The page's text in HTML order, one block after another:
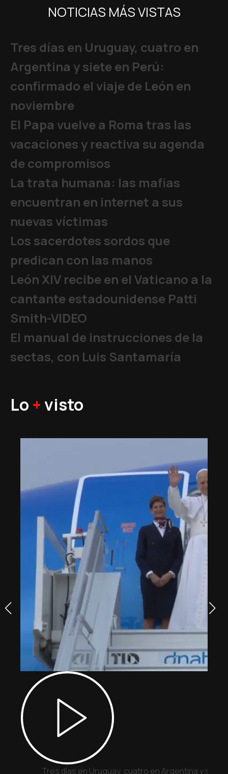
NOTICIAS MÁS VISTAS
Tres días en Uruguay, cuatro en
Argentina y siete en Perú:
confirmado el viaje de León en
noviembre
El Papa vuelve a Roma tras las
vacaciones y reactiva su agenda
de compromisos
La trata humana: las mafias
encuentran en internet a sus
nuevas víctimas
Los sacerdotes sordos que
predican con las manos
León XIV recibe en el Vaticano a la
cantante estadounidense Patti
Smith-VIDEO
El manual de instrucciones de la
sectas, con Luis Santamaría
Lo +visto
Tres días en Uruguay, cuatro en Argentina y